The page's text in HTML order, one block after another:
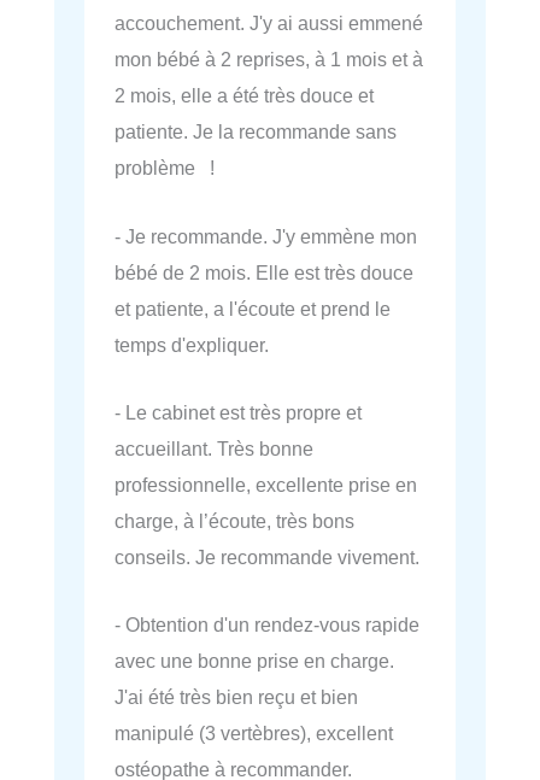
accouchement. J'y ai aussi emmené
mon bébé à 2 reprises, à 1 mois et à
2 mois, elle a été très douce et
patiente. Je la recommande sans
problème !
- Je recommande. J'y emmène mon
bébé de 2 mois. Elle est très douce
et patiente, a l'écoute et prend le
temps d'expliquer.
- Le cabinet est très propre et
accueillant. Très bonne
professionnelle, excellente prise en
charge, à l’écoute, très bons
conseils. Je recommande vivement.
- Obtention d'un rendez-vous rapide
avec une bonne prise en charge.
J'ai été très bien reçu et bien
manipulé (3 vertèbres), excellent
ostéopathe à recommander.